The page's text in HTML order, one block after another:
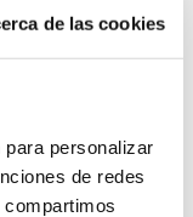
de las cookies
personalizar
de redes
Benicarló, donde se
estrella Michelin de